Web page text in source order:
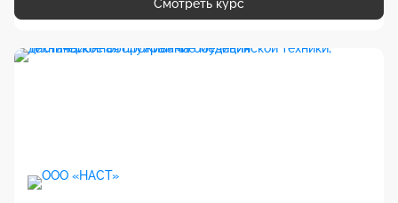
Смотреть курс